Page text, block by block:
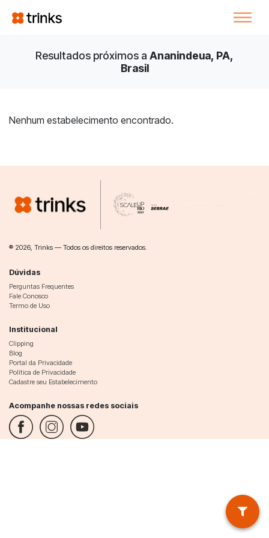
Resultados próximos a Ananindeua, PA,
Brasil
Nenhum estabelecimento encontrado.
® 2026, Trinks — Todos os direitos reservados.
Dúvidas
Perguntas Frequentes
Fale Conosco
Termo de Uso
Institucional
Clipping
Blog
Portal da Privacidade
Política de Privacidade
Cadastre seu Estabelecimento
Acompanhe nossas redes sociais